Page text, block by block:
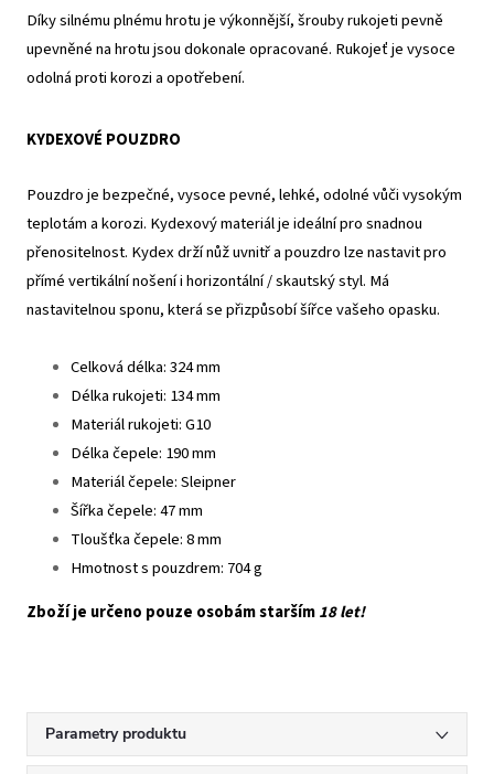
Díky silnému plnému hrotu je výkonnější, šrouby rukojeti pevně
upevněné na hrotu jsou dokonale opracované. Rukojeť je vysoce
odolná proti korozi a opotřebení.
KYDEXOVÉ POUZDRO
Pouzdro je bezpečné, vysoce pevné, lehké, odolné vůči vysokým
teplotám a korozi. Kydexový materiál je ideální pro snadnou
přenositelnost. Kydex drží nůž uvnitř a pouzdro lze nastavit pro
přímé vertikální nošení i horizontální / skautský styl. Má
nastavitelnou sponu, která se přizpůsobí šířce vašeho opasku.
Celková délka: 324 mm
Délka rukojeti: 134 mm
Materiál rukojeti: G10
Délka čepele: 190 mm
Materiál čepele: Sleipner
Šířka čepele: 47 mm
Tloušťka čepele: 8 mm
Hmotnost s pouzdrem: 704 g
Zboží je určeno pouze osobám starším18 let!
Parametry produktu